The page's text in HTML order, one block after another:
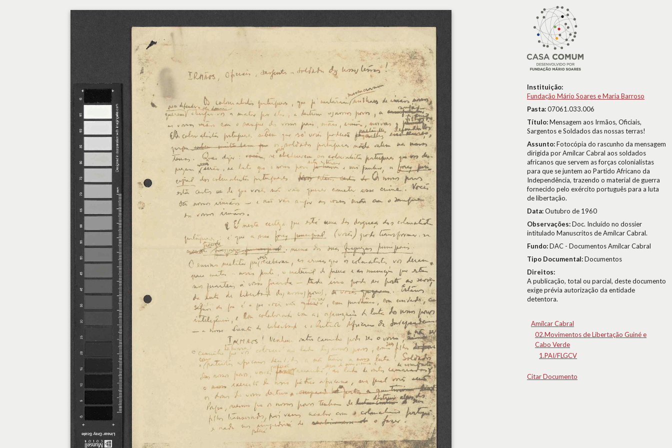
Instituição:
Fundação Mário Soares e Maria Barroso
Pasta:07061.033.006
Título:Mensagem aos Irmãos, Oficiais,
Sargentos e Soldados das nossas terras!
Assunto:Fotocópia do rascunho da mensagem
dirigida por Amílcar Cabral aos soldados
africanos que servem as forças colonialistas
para que se juntem ao Partido Africano da
Independência, trazendo o material de guerra
fornecido pelo exército português para a luta
de libertação.
Data:Outubro de 1960
Observações:Doc. Incluído no dossier
intitulado Manuscritos de Amílcar Cabral.
Fundo:DAC - Documentos Amílcar Cabral
Tipo Documental:Documentos
Direitos:
A publicação, total ou parcial, deste documento
exige prévia autorização da entidade
detentora.
Amílcar Cabral
02.Movimentos de Libertação Guiné e
Cabo Verde
1.PAI/FLGCV
Citar Documento